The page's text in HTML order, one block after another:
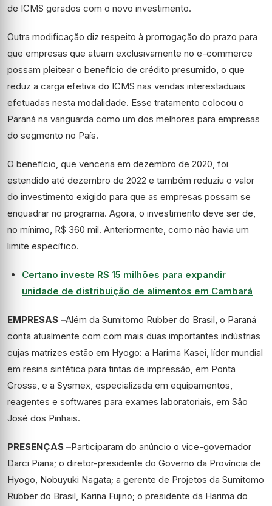
de ICMS gerados com o novo investimento.
Outra modificação diz respeito à prorrogação do prazo para
que empresas que atuam exclusivamente no e-commerce
possam pleitear o benefício de crédito presumido, o que
reduz a carga efetiva do ICMS nas vendas interestaduais
efetuadas nesta modalidade. Esse tratamento colocou o
Paraná na vanguarda como um dos melhores para empresas
do segmento no País.
O benefício, que venceria em dezembro de 2020, foi
estendido até dezembro de 2022 e também reduziu o valor
do investimento exigido para que as empresas possam se
enquadrar no programa. Agora, o investimento deve ser de,
no mínimo, R$ 360 mil. Anteriormente, como não havia um
limite específico.
Certano investe R$ 15 milhões para expandir
unidade de distribuição de alimentos em Cambará
EMPRESAS –Além da Sumitomo Rubber do Brasil, o Paraná
conta atualmente com com mais duas importantes indústrias
cujas matrizes estão em Hyogo: a Harima Kasei, líder mundial
em resina sintética para tintas de impressão, em Ponta
Grossa, e a Sysmex, especializada em equipamentos,
reagentes e softwares para exames laboratoriais, em São
José dos Pinhais.
PRESENÇAS –Participaram do anúncio o vice-governador
Darci Piana; o diretor-presidente do Governo da Província de
Hyogo, Nobuyuki Nagata; a gerente de Projetos da Sumitomo
Rubber do Brasil, Karina Fujino; o presidente da Harima do